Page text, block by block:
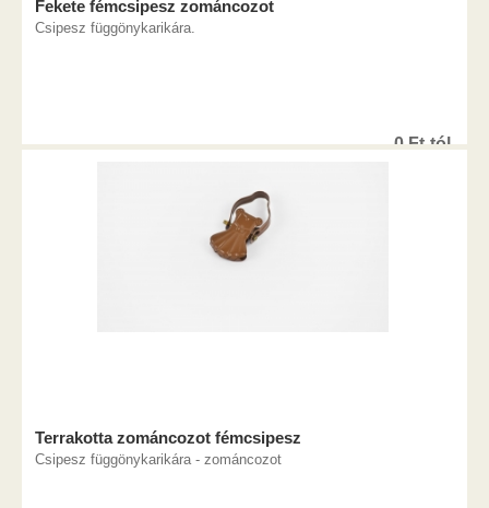
Fekete fémcsipesz zománcozot
Csipesz függönykarikára.
0Ft-tól
Terrakotta zománcozot fémcsipesz
Csipesz függönykarikára - zománcozot